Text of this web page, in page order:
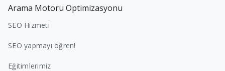
Arama Motoru Optimizasyonu
SEO Hizmeti
SEO yapmayı öğren!
Eğitimlerimiz